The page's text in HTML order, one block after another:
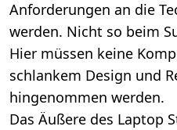
Anforderungen an die
werden. Nicht so beim
Hier müssen keine
schlankem Design und
hingenommen werden.
Das Äußere des Laptop